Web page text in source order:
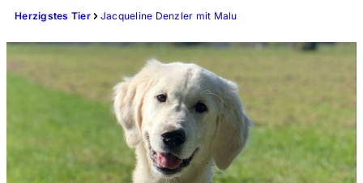
Herzigstes Tier Jacqueline Denzler mit Malu